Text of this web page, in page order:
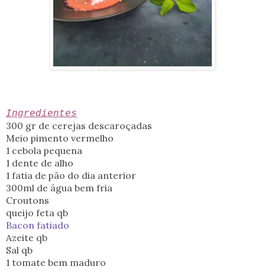
Ingredientes
300 gr de cerejas descaroçadas
Meio pimento vermelho
1 cebola pequena
1 dente de alho
1 fatia de pão do dia anterior
300ml de água bem fria
Croutons
queijo feta qb
Bacon fatiado
Azeite qb
Sal qb
1 tomate bem maduro